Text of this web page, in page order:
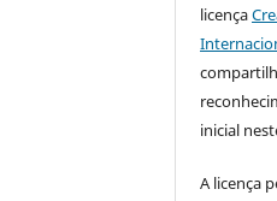
licença
inicial
A licença